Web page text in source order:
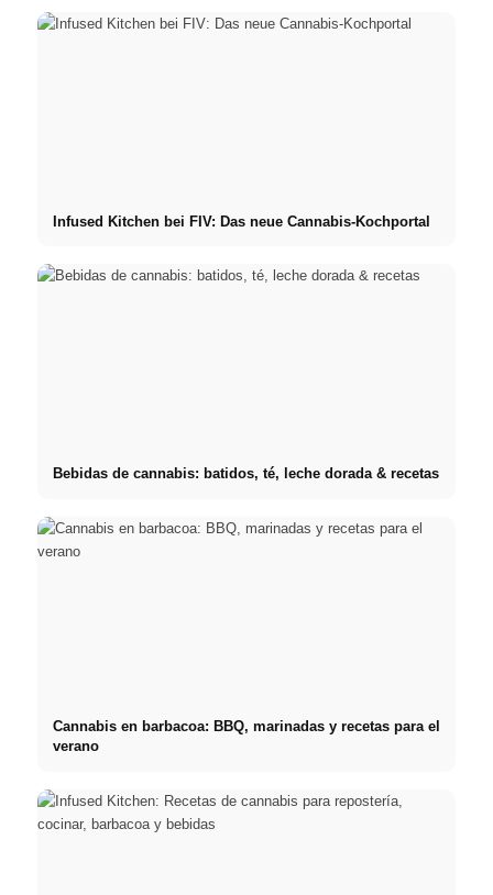
Infused Kitchen bei FIV: Das neue Cannabis-Kochportal
Bebidas de cannabis: batidos, té, leche dorada & recetas
Cannabis en barbacoa: BBQ, marinadas y recetas para el
verano